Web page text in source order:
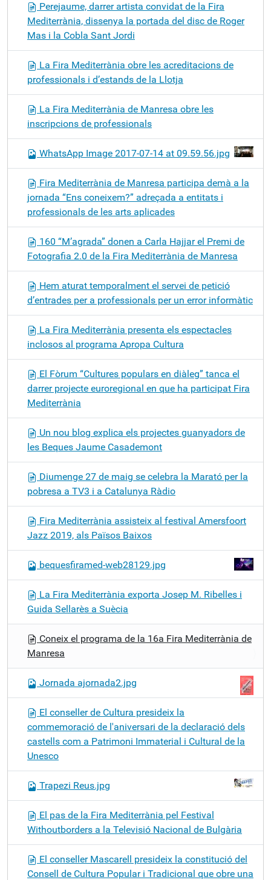
Perejaume, darrer artista convidat de la Fira
Mediterrània, dissenya la portada del disc de Roger
Mas i la Cobla Sant Jordi
La Fira Mediterrània obre les acreditacions de
professionals i d’estands de la Llotja
La Fira Mediterrània de Manresa obre les
inscripcions de professionals
WhatsApp Image 2017-07-14 at 09.59.56.jpg
Fira Mediterrània de Manresa participa demà a la
jornada “Ens coneixem?” adreçada a entitats i
professionals de les arts aplicades
160 “M’agrada” donen a Carla Hajjar el Premi de
Fotografia 2.0 de la Fira Mediterrània de Manresa
Hem aturat temporalment el servei de petició
d’entrades per a professionals per un error informàtic
La Fira Mediterrània presenta els espectacles
inclosos al programa Apropa Cultura
El Fòrum “Cultures populars en diàleg” tanca el
darrer projecte euroregional en que ha participat Fira
Mediterrània
Un nou blog explica els projectes guanyadors de
les Beques Jaume Casademont
Diumenge 27 de maig se celebra la Marató per la
pobresa a TV3 i a Catalunya Ràdio
Fira Mediterrània assisteix al festival Amersfoort
Jazz 2019, als Països Baixos
bequesfiramed-web28129.jpg
La Fira Mediterrània exporta Josep M. Ribelles i
Guida Sellarès a Suècia
Coneix el programa de la 16a Fira Mediterrània de
Manresa
Jornada ajornada2.jpg
El conseller de Cultura presideix la
commemoració de l'aniversari de la declaració dels
castells com a Patrimoni Immaterial i Cultural de la
Unesco
Trapezi Reus.jpg
El pas de la Fira Mediterrània pel Festival
Withoutborders a la Televisió Nacional de Bulgària
El conseller Mascarell presideix la constitució del
Consell de Cultura Popular i Tradicional que obre una